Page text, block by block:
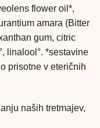
flower oil*,
amara (Bitter
gum, citric
linalool°. *sestavine
prisotne v eteričnih
naših tretmajev,